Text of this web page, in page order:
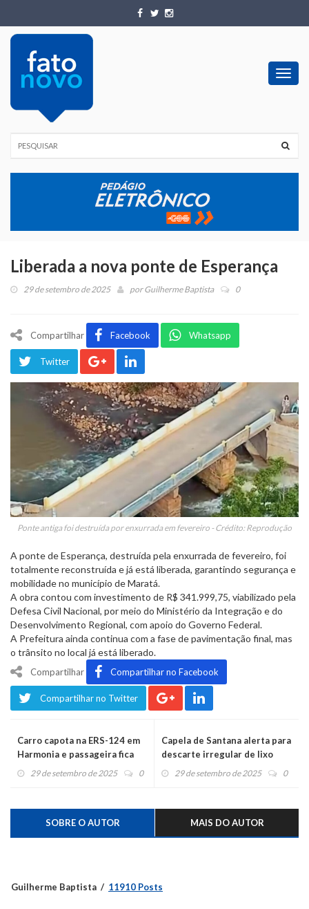
Liberada a nova ponte de Esperança
29 de setembro de 2025 porGuilherme Baptista 0
Compartilhar Facebook Whatsapp
Twitter
Ponte antiga foi destruída por enxurrada em fevereiro - Crédito: Reprodução
A ponte de Esperança, destruída pela enxurrada de fevereiro, foi
totalmente reconstruída e já está liberada, garantindo segurança e
mobilidade no município de Maratá.
A obra contou com investimento de R$ 341.999,75, viabilizado pela
Defesa Civil Nacional, por meio do Ministério da Integração e do
Desenvolvimento Regional, com apoio do Governo Federal.
A Prefeitura ainda continua com a fase de pavimentação final, mas
o trânsito no local já está liberado.
Compartilhar Compartilhar no Facebook
Compartilhar no Twitter
Carro capota na ERS-124 em
Harmonia e passageira fica
ferida29 de setembro de 2025 0
Capela de Santana alerta para
descarte irregular de lixo
29 de setembro de 2025 0
SOBRE O AUTOR MAIS DO AUTOR
Guilherme Baptista 11910 Posts